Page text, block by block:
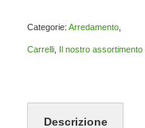
Categorie: Arredamento,
Carrelli, Il nostro assortimento
Descrizione